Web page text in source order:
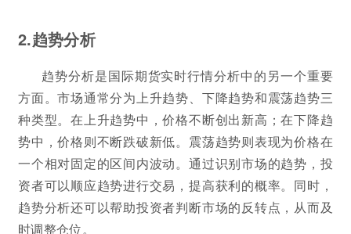
2.趋势分析
趋势分析是国际期货实时行情分析中的另一个重要
方面。市场通常分为上升趋势、下降趋势和震荡趋势三
种类型。在上升趋势中，价格不断创出新高；在下降趋
势中，价格则不断跌破新低。震荡趋势则表现为价格在
一个相对固定的区间内波动。通过识别市场的趋势，投
资者可以顺应趋势进行交易，提高获利的概率。同时，
趋势分析还可以帮助投资者判断市场的反转点，从而及
时调整仓位。